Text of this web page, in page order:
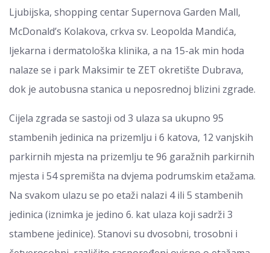
Ljubijska, shopping centar Supernova Garden Mall,
McDonald’s Kolakova, crkva sv. Leopolda Mandića,
ljekarna i dermatološka klinika, a na 15-ak min hoda
nalaze se i park Maksimir te ZET okretište Dubrava,
dok je autobusna stanica u neposrednoj blizini zgrade.
Cijela zgrada se sastoji od 3 ulaza sa ukupno 95
stambenih jedinica na prizemlju i 6 katova, 12 vanjskih
parkirnih mjesta na prizemlju te 96 garažnih parkirnih
mjesta i 54 spremišta na dvjema podrumskim etažama.
Na svakom ulazu se po etaži nalazi 4 ili 5 stambenih
jedinica (iznimka je jedino 6. kat ulaza koji sadrži 3
stambene jedinice). Stanovi su dvosobni, trosobni i